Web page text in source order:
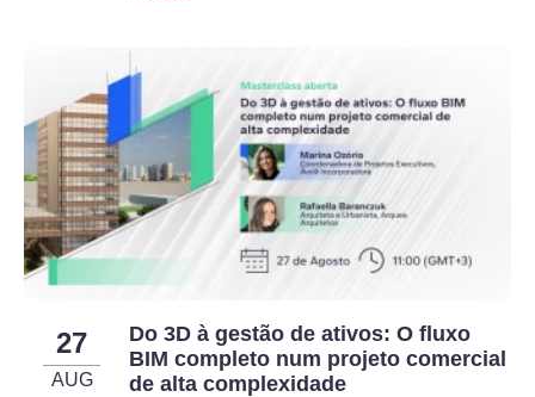
27
AUG
Do 3D à gestão de ativos: O fluxo
BIM completo num projeto comercial
de alta complexidade